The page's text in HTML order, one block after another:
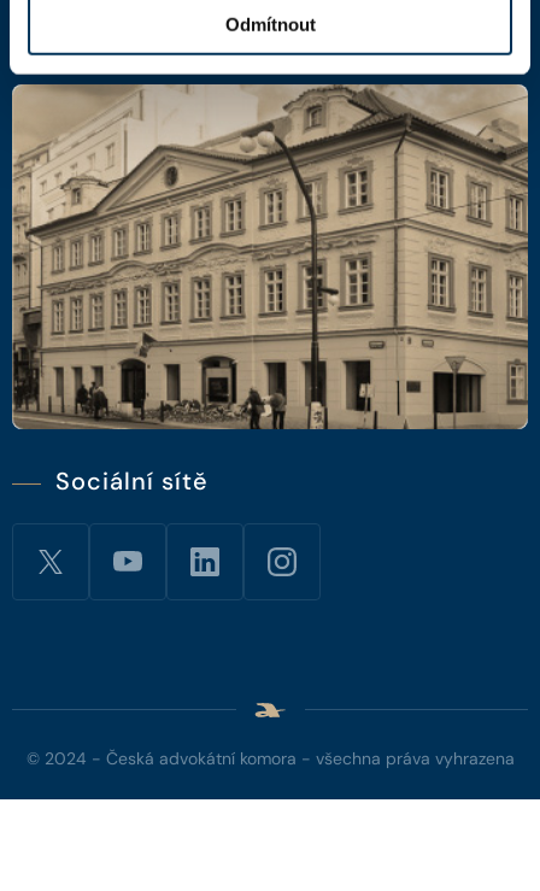
Odmítnout
Sociální sítě
© 2024 - Česká advokátní komora - všechna práva vyhrazena